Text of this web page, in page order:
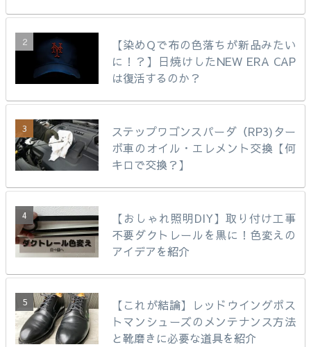
【染めQで布の色落ちが新品みたい
に！？】日焼けしたNEW ERA CAP
は復活するのか？
ステップワゴンスパーダ（RP3)ター
ボ車のオイル・エレメント交換【何
キロで交換？】
【おしゃれ照明DIY】取り付け工事
不要ダクトレールを黒に！色変えの
アイデアを紹介
【これが結論】レッドウイングポス
トマンシューズのメンテナンス方法
と靴磨きに必要な道具を紹介